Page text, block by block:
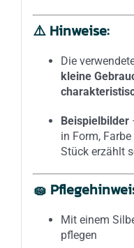
⚠️ Hinweise:
Die
kleine
Beispielbilder
in Form,
Stück erzählt
🧽
Mit einem
pflegen